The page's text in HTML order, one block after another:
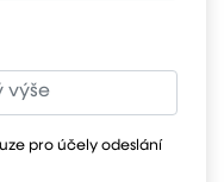
pro účely odeslání